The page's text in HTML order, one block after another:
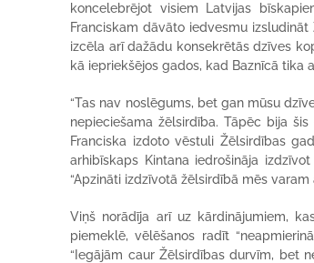
koncelebrējot visiem Latvijas
Franciskam dāvāto iedvesmu
izcēla arī dažādu konsekrētās dzīves
kā iepriekšējos gados, kad Baznīcā tika
“Tas nav noslēgums, bet gan mūsu
nepieciešama žēlsirdība. Tāpēc bija
Franciska izdoto vēstuli Žēlsirdības
arhibīskaps Kintana iedrošināja
“Apzināti izdzīvotā žēlsirdībā mēs
Viņš norādīja arī uz kārdinājumiem,
piemeklē, vēlēšanos radīt
“Iegājām caur Žēlsirdības durvīm, bet